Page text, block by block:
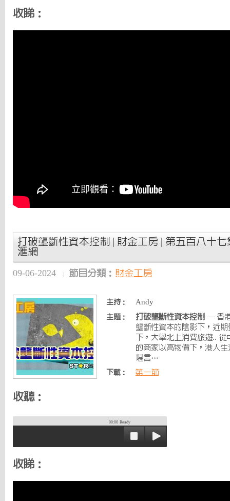
收睇：
打破壟斷性資本控制 | 財金工房 | 第五百八十七
滙網
09-06-2024 節目分類： 財金工房
主持： Andy
主題： 打破壟斷性資本控制 — 香
壟斷性資本的陰影下，近
下，大舉北上消費旅遊..
的商家以高物價下，港人
堪言…
下載： 第一節
收聽：
00:00 Ready
收睇：